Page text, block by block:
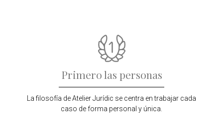
Primero las personas
La filosofía de Atelier Jurídic se centra en trabajar cada
caso de forma personal y única.